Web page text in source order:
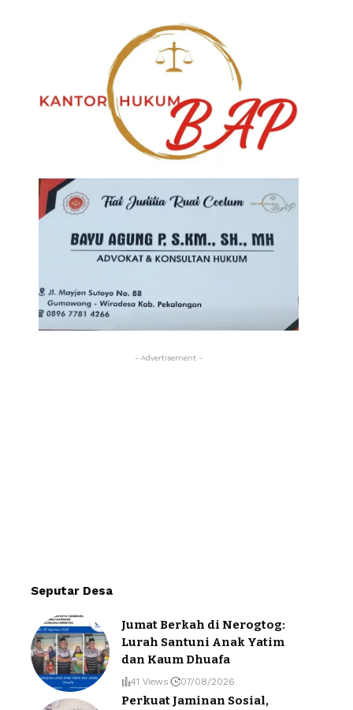
- Advertisement -
Seputar Desa
Jumat Berkah di Nerogtog:
Lurah Santuni Anak Yatim
dan Kaum Dhuafa
41 Views 07/08/2026
Perkuat Jaminan Sosial,